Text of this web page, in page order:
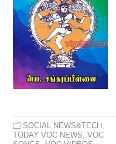
SOCIAL NEWS&TECH ,
TODAY VOC NEWS,VOC